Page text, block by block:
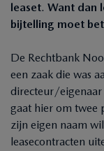
leaset. Want dan
bijtelling moet
De Rechtbank
een zaak die was
directeur/eigenaar
gaat hier om twee
zijn eigen naam
leasecontracten